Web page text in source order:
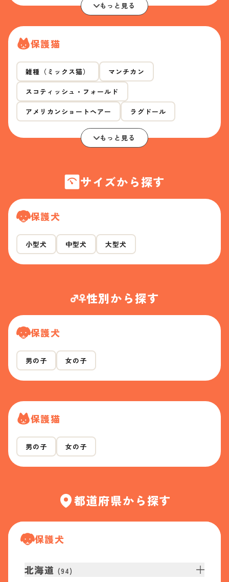
もっと見る
保護猫
雑種（ミックス猫） マンチカン
スコティッシュ・フォールド
アメリカンショートヘアー ラグドール
もっと見る
サイズから探す
保護犬
小型犬 中型犬 大型犬
性別から探す
保護犬
男の子 女の子
保護猫
男の子 女の子
都道府県から探す
保護犬
北海道 (94)